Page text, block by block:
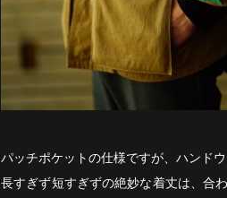
パッチポケットの仕様ですが、ハンド
長すぎず短すぎずの絶妙な着丈は、合